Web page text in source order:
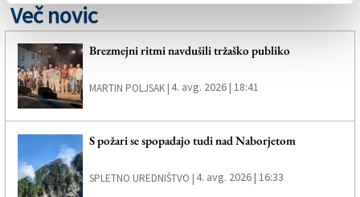
Več novic
Brezmejni ritmi navdušili tržaško publiko
MARTIN POLJSAK |4. avg. 2026 | 18:41
S požari se spopadajo tudi nad Naborjetom
SPLETNO UREDNIŠTVO |4. avg. 2026 | 16:33